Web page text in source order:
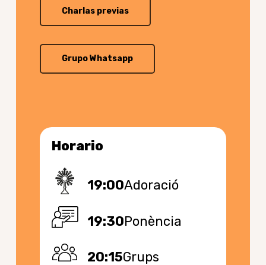
Charlas previas
Grupo Whatsapp
Horario
19:00Adoració
19:30Ponència
20:15Grups